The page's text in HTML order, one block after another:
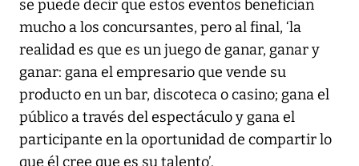
se puede decir que estos eventos benefician
mucho a los concursantes, pero al final, ‘la
realidad es que es un juego de ganar, ganar y
ganar: gana el empresario que vende su
producto en un bar, discoteca o casino; gana el
público a través del espectáculo y gana el
participante en la oportunidad de compartir lo
que él cree que es su talento’.